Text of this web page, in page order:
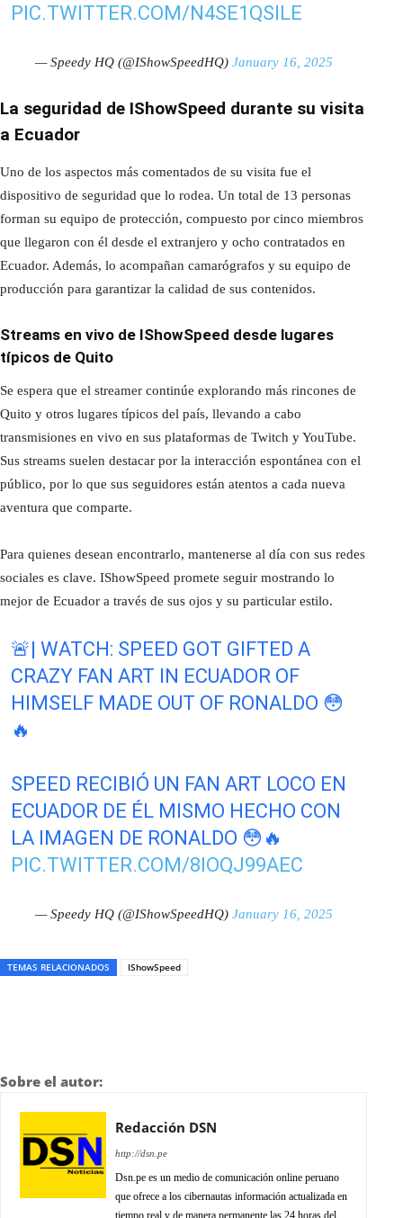
PIC.TWITTER.COM/N4SE1QSILE
— Speedy HQ (@IShowSpeedHQ) January 16, 2025
La seguridad de IShowSpeed durante su visita
a Ecuador
Uno de los aspectos más comentados de su visita fue el
dispositivo de seguridad que lo rodea. Un total de 13 personas
forman su equipo de protección, compuesto por cinco miembros
que llegaron con él desde el extranjero y ocho contratados en
Ecuador. Además, lo acompañan camarógrafos y su equipo de
producción para garantizar la calidad de sus contenidos.
Streams en vivo de IShowSpeed desde lugares
típicos de Quito
Se espera que el streamer continúe explorando más rincones de
Quito y otros lugares típicos del país, llevando a cabo
transmisiones en vivo en sus plataformas de Twitch y YouTube.
Sus streams suelen destacar por la interacción espontánea con el
público, por lo que sus seguidores están atentos a cada nueva
aventura que comparte.
Para quienes desean encontrarlo, mantenerse al día con sus redes
sociales es clave. IShowSpeed promete seguir mostrando lo
mejor de Ecuador a través de sus ojos y su particular estilo.
🚨| WATCH: SPEED GOT GIFTED A
CRAZY FAN ART IN ECUADOR OF
HIMSELF MADE OUT OF RONALDO 😳
🔥
SPEED RECIBIÓ UN FAN ART LOCO EN
ECUADOR DE ÉL MISMO HECHO CON
LA IMAGEN DE RONALDO 😳🔥
PIC.TWITTER.COM/8IOQJ99AEC
— Speedy HQ (@IShowSpeedHQ) January 16, 2025
TEMAS RELACIONADOS IShowSpeed
Sobre el autor:
Redacción DSN
http://dsn.pe
Dsn.pe es un medio de comunicación online peruano
que ofrece a los cibernautas información actualizada en
tiempo real y de manera permanente las 24 horas del